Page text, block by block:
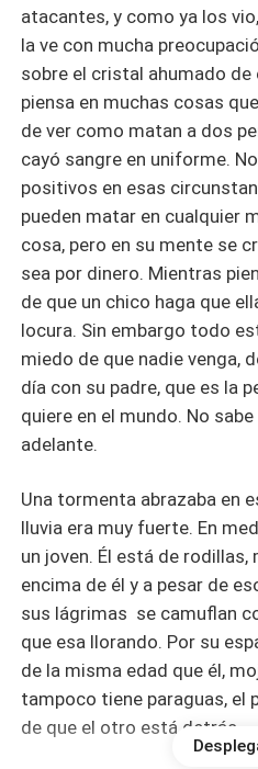
atacantes, y como ya los
la ve con mucha
sobre el cristal ahumado de
piensa en muchas cosas
de ver como matan a dos
cayó sangre en uniforme.
positivos en esas
pueden matar en cualquier
cosa, pero en su mente se
sea por dinero. Mientras
de que un chico haga que
locura. Sin embargo todo
miedo de que nadie venga,
día con su padre, que es la
quiere en el mundo. No
adelante.
Una tormenta abrazaba en
lluvia era muy fuerte. En
un joven. Él está de rodillas,
encima de él y a pesar de
sus lágrimas se camuflan
que esa llorando. Por su
de la misma edad que él,
tampoco tiene paraguas, el
de que el otro está detrás.